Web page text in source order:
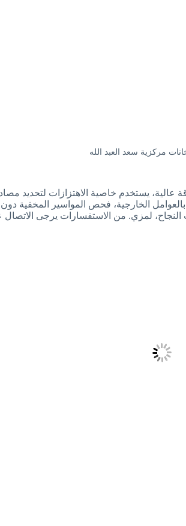
مركزية سعد العبد الله
يستخدم خاصية الاهتزازات لتحديد
بالعوامل الخارجية، فحص المواسير المخفية
لمزي. من الاستفسارات يرجى